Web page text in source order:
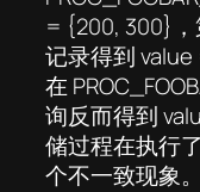
= {200, 300}
记录得到 value
在
询反而得到
储过程在执行
个不一致现象。